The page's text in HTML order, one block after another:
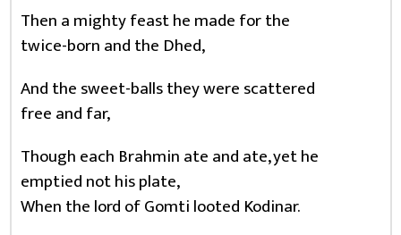
Then a mighty feast he made for the
twice-born and the Dhed,
And the sweet-balls they were scattered
free and far,
Though each Brahmin ate and ate, yet he
emptied not his plate,
When the lord of Gomti looted Kodinar.